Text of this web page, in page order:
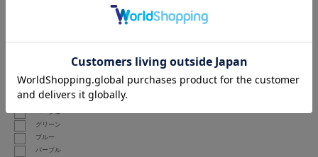
COLOR
ブラック
ブラウン
ベージュ
グリーン
ブルー
パープル